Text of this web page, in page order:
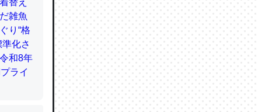
画策
でこ
化し